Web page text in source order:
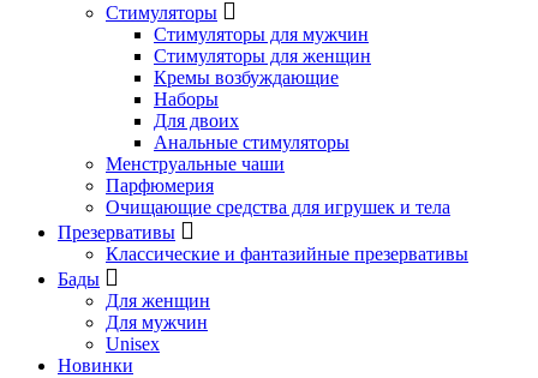
Стимуляторы
Стимуляторы для мужчин
Стимуляторы для женщин
Кремы возбуждающие
Наборы
Для двоих
Анальные стимуляторы
Менструальные чаши
Парфюмерия
Очищающие средства для игрушек и тела
Презервативы
Классические и фантазийные презервативы
Бады
Для женщин
Для мужчин
Unisex
Новинки